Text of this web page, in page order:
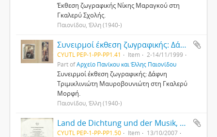
Έκθεση ζωγραφικής Νίκης Μαραγκού στη
Γκαλερύ Σχολής.
Παιονίδου, Έλλη (1940-)
Συνειρμοί έκθεση ζωγραφικής: Δάφνη Τριμικλινιώτη Μαυροβουνιώτη
CYUTL PEP-1-PP-PP1.41 Item
2-14/11/1999
Part ofΑρχείο Πανίκου και Έλλης Παιονίδου
Συνειρμοί έκθεση ζωγραφικής: Δάφνη
Τριμικλινιώτη Μαυροβουνιώτη στη Γκαλερύ
Μορφή.
Παιονίδου, Έλλη (1940-)
Land de Dichtung und der Musik, Neue aus Zypern
CYUTL PEP-1-PP-PP1.50 Item
13/10/2007